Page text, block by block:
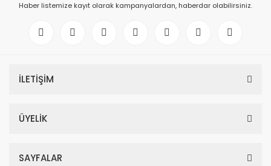
Haber listemize kayıt olarak kampanyalardan, haberdar olabilirsiniz.
İLETİŞİM
ÜYELİK
SAYFALAR